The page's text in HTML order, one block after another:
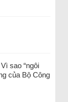
sao “ngôi
của Bộ Công